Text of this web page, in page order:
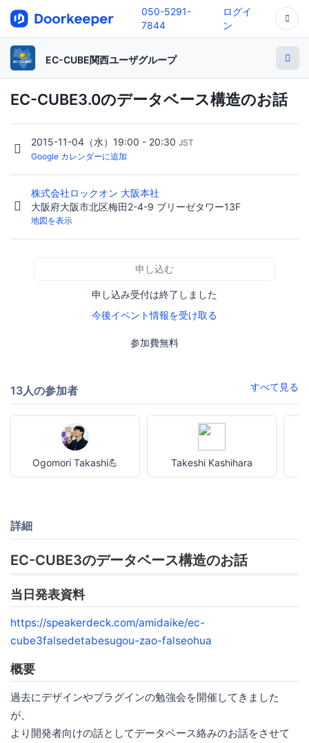
050-5291-
7844
ログイ
ン
EC-CUBE関西ユーザグループ
EC-CUBE3.0のデータベース構造のお話
2015-11-04（水）19:00 - 20:30 JST
Google カレンダーに追加
株式会社ロックオン 大阪本社
大阪府大阪市北区梅田2-4-9 ブリーゼタワー13F
地図を表示
申し込む
申し込み受付は終了しました
今後イベント情報を受け取る
参加費無料
13人の参加者 すべて見る
Ogomori Takashi💪 Takeshi Kashihara
詳細
EC-CUBE3のデータベース構造のお話
当日発表資料
https://speakerdeck.com/amidaike/ec-
cube3falsedetabesugou-zao-falseohua
概要
過去にデザインやプラグインの勉強会を開催してきました
が、
より開発者向けの話としてデータベース絡みのお話をさせて